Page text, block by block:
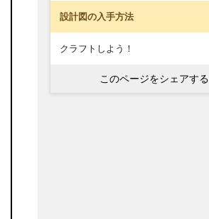
設計図の入手方法
クラフトしよう！
このページをシェアする